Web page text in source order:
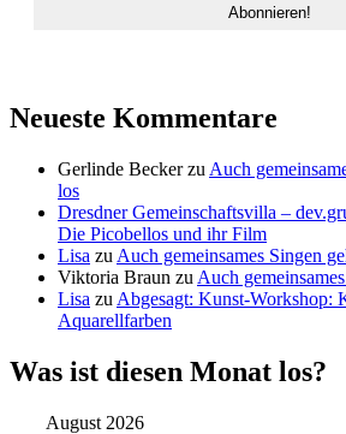
Neueste Kommentare
Gerlinde Beckerzu Auch
los
Dresdner Gemeinschaftsvilla –
Die Picobellos und ihr Film
Lisa zu Auch gemeinsames Singen
Viktoria Braun zu Auch
Lisa zu Abgesagt: Kunst-Workshop:
Aquarellfarben
Was ist diesen Monat los?
August 2026